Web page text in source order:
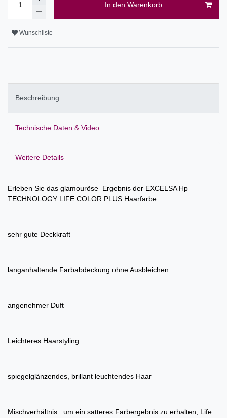
In den Warenkorb
Wunschliste
Beschreibung
Technische Daten & Video
Weitere Details
Erleben Sie das glamouröse Ergebnis der EXCELSA Hp
TECHNOLOGY LIFE COLOR PLUS Haarfarbe:
sehr gute Deckkraft
langanhaltende Farbabdeckung ohne Ausbleichen
angenehmer Duft
Leichteres Haarstyling
spiegelglänzendes, brillant leuchtendes Haar
Mischverhältnis: um ein satteres Farbergebnis zu erhalten, Life